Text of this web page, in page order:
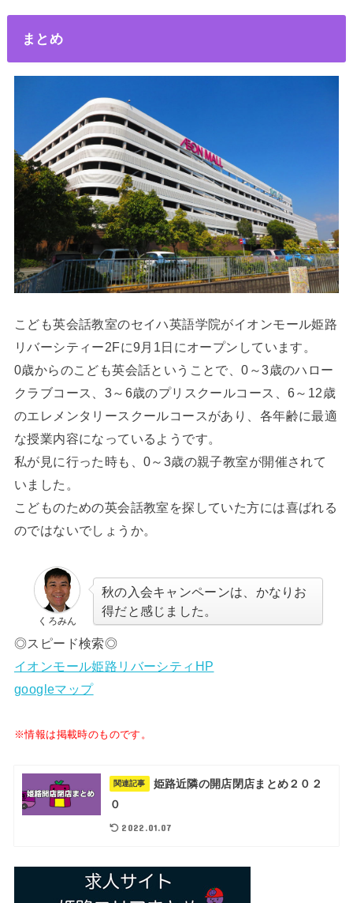
まとめ
こども英会話教室のセイハ英語学院がイオンモール姫路
リバーシティー2Fに9月1日にオープンしています。
0歳からのこども英会話ということで、0～3歳のハロー
クラブコース、3～6歳のプリスクールコース、6～12歳
のエレメンタリースクールコースがあり、各年齢に最適
な授業内容になっているようです。
私が見に行った時も、0～3歳の親子教室が開催されて
いました。
こどものための英会話教室を探していた方には喜ばれる
のではないでしょうか。
くろみん
秋の入会キャンペーンは、かなりお
得だと感じました。
◎スピード検索◎
イオンモール姫路リバーシティHP
googleマップ
※情報は掲載時のものです。
関連記事
姫路近隣の開店閉店まとめ２０２
０
2022.01.07